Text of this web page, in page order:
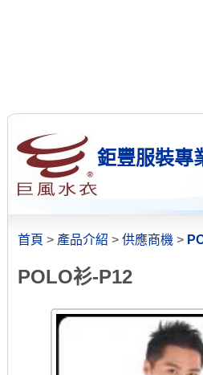
鉅豐服裝專
首頁 > 產品介紹 > 供應商機 >
POLO衫-P12